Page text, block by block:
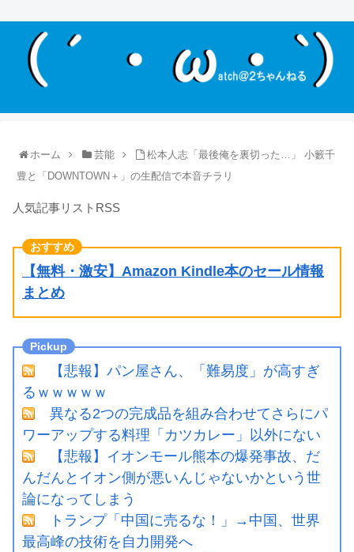
ホーム 芸能
松本人志「最後俺を裏切った…」 小籔千
豊と「DOWNTOWN＋」の生配信で本音チラリ
人気記事リストRSS
【無料・激安】Amazon Kindle本のセール情報
まとめ
【悲報】パン屋さん、「難易度」が高すぎ
るｗｗｗｗｗ
異なる2つの完成品を組み合わせてさらにパ
ワーアップする料理「カツカレー」以外にない
【悲報】イオンモール熊本の爆発事故、だ
んだんとイオン側が悪いんじゃないかという世
論になってしまう
トランプ「中国に売るな！」→中国、世界
最高峰の技術を自力開発へ